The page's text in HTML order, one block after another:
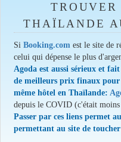
THAÏLANDE
SiBooking.com est le site de
celui qui dépense le plus
Agoda est aussi sérieux et
de meilleurs prix finaux pour
même hôtel en Thaïlande:
depuis le COVID (c'était moins
Passer par ces liens permet
permettant au site de toucher